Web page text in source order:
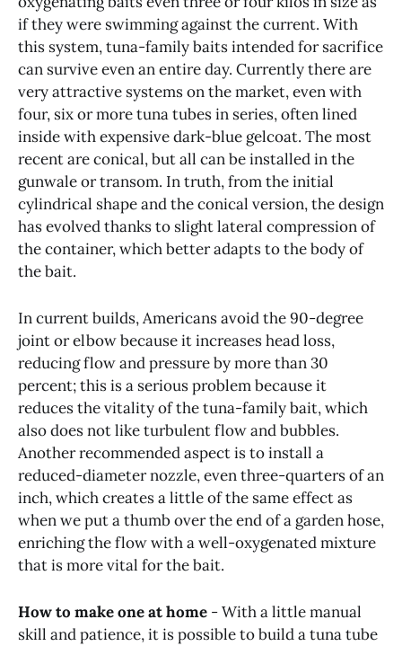
if they were swimming against the current. With
this system, tuna-family baits intended for sacrifice
can survive even an entire day. Currently there are
very attractive systems on the market, even with
four, six or more tuna tubes in series, often lined
inside with expensive dark-blue gelcoat. The most
recent are conical, but all can be installed in the
gunwale or transom. In truth, from the initial
cylindrical shape and the conical version, the design
has evolved thanks to slight lateral compression of
the container, which better adapts to the body of
the bait.
In current builds, Americans avoid the 90-degree
joint or elbow because it increases head loss,
reducing flow and pressure by more than 30
percent; this is a serious problem because it
reduces the vitality of the tuna-family bait, which
also does not like turbulent flow and bubbles.
Another recommended aspect is to install a
reduced-diameter nozzle, even three-quarters of an
inch, which creates a little of the same effect as
when we put a thumb over the end of a garden hose,
enriching the flow with a well-oxygenated mixture
that is more vital for the bait.
How to make one at home - With a little manual
skill and patience, it is possible to build a tuna tube